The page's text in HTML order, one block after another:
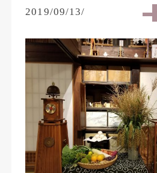
2019/09/13/